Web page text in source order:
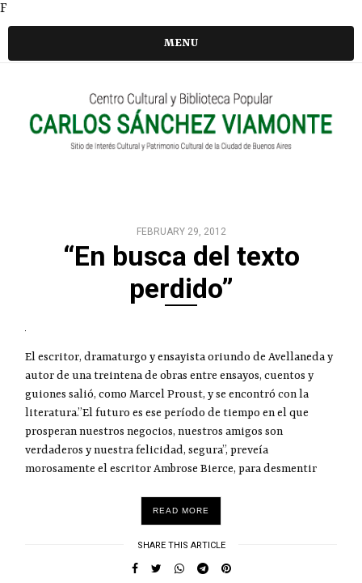
F
MENU
FEBRUARY 29, 2012
“En busca del texto
perdido”
El escritor, dramaturgo y ensayista oriundo de Avellaneda y
autor de una treintena de obras entre ensayos, cuentos y
guiones salió, como Marcel Proust, y se encontró con la
literatura.”El futuro es ese período de tiempo en el que
prosperan nuestros negocios, nuestros amigos son
verdaderos y nuestra felicidad, segura”, preveía
morosamente el escritor Ambrose Bierce, para desmentir
READ MORE
SHARE THIS ARTICLE